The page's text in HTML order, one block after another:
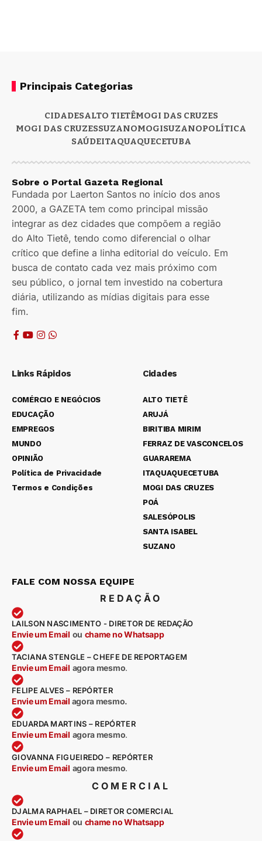
Principais Categorias
CIDADESALTO TIETÊMOGI DAS CRUZES
MOGI DAS CRUZESSUZANOMOGISUZANOPOLÍTICA
SAÚDEITAQUAQUECETUBA
Sobre o Portal Gazeta Regional
Fundada por Laerton Santos no início dos anos
2000, a GAZETA tem como principal missão
integrar as dez cidades que compõem a região
do Alto Tietê, tendo como diferencial o olhar
crítico que define a linha editorial do veículo. Em
busca de contato cada vez mais próximo com
seu público, o jornal tem investido na cobertura
diária, utilizando as mídias digitais para esse
fim.
Links Rápidos
COMÉRCIO E NEGÓCIOS
EDUCAÇÃO
EMPREGOS
MUNDO
OPINIÃO
Política de Privacidade
Termos e Condições
Cidades
ALTO TIETÊ
ARUJÁ
BIRITIBA MIRIM
FERRAZ DE VASCONCELOS
GUARAREMA
ITAQUAQUECETUBA
MOGI DAS CRUZES
POÁ
SALESÓPOLIS
SANTA ISABEL
SUZANO
FALE COM NOSSA EQUIPE
REDAÇÃO
LAILSON NASCIMENTO - DIRETOR DE REDAÇÃO
Envie um Email ou chame no Whatsapp
TACIANA STENGLE – CHEFE DE REPORTAGEM
Envie um Email agora mesmo.
FELIPE ALVES – REPÓRTER
Envie um Email agora mesmo.
EDUARDA MARTINS – REPÓRTER
Envie um Email agora mesmo.
GIOVANNA FIGUEIREDO – REPÓRTER
Envie um Email agora mesmo.
COMERCIAL
DJALMA RAPHAEL – DIRETOR COMERCIAL
Envie um Email ou chame no Whatsapp